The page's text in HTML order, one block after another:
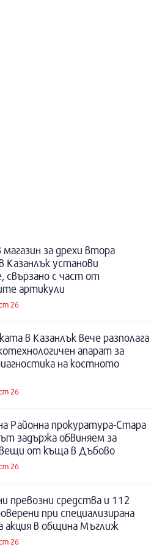
магазин за дрехи втора
Казанлък установи
свързано с част от
артикули
26
в Казанлък вече разполага
апарат за
на костното
26
Районна прокуратура-Стара
задържа обвиняем за
вещи от къща в Дъбово
26
превозни средства и 112
при специализирана
акция в община Мъглиж
26